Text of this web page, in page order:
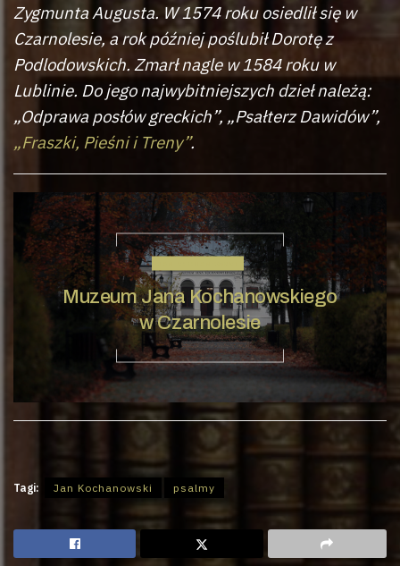
Zygmunta Augusta. W 1574 roku osiedlił się w
Czarnolesie, a rok później poślubił Dorotę z
Podlodowskich. Zmarł nagle w 1584 roku w
Lublinie. Do jego najwybitniejszych dzieł należą:
„Odprawa posłów greckich”, „Psałterz Dawidów”,
„Fraszki, Pieśni i Treny”.
Muzeum Jana Kochanowskiego
w Czarnolesie
Tagi: Jan Kochanowski psalmy